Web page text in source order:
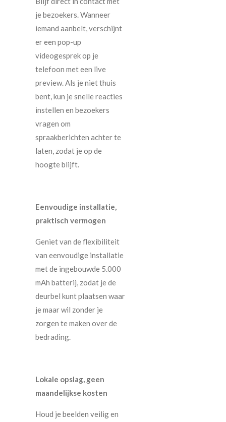
je bezoekers. Wanneer
iemand aanbelt, verschijnt
er een pop-up
videogesprek op je
telefoon met een live
preview. Als je niet thuis
bent, kun je snelle reacties
instellen en bezoekers
vragen om
spraakberichten achter te
laten, zodat je op de
hoogte blijft.
Eenvoudige installatie,
praktisch vermogen
Geniet van de flexibiliteit
van eenvoudige installatie
met de ingebouwde 5.000
mAh batterij, zodat je de
deurbel kunt plaatsen waar
je maar wil zonder je
zorgen te maken over de
bedrading.
Lokale opslag, geen
maandelijkse kosten
Houd je beelden veilig en